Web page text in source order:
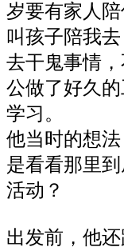
岁要有家人
叫孩子陪我
去干鬼事情
公做了好久
学习。
他当时的想
是看看那里
活动？
出发前，他